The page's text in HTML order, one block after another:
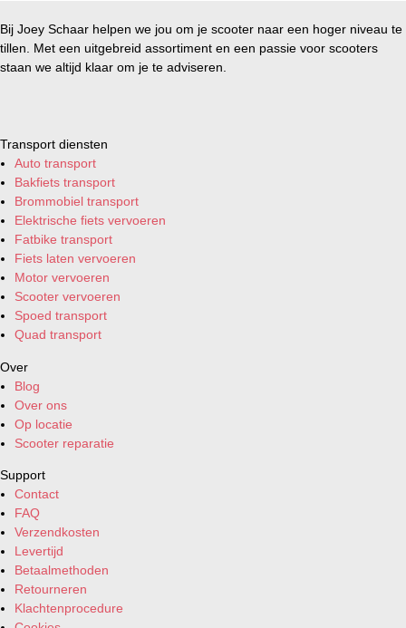
Bij Joey Schaar helpen we jou om je scooter naar een hoger niveau te
tillen. Met een uitgebreid assortiment en een passie voor scooters
staan we altijd klaar om je te adviseren.
Transport diensten
Auto transport
Bakfiets transport
Brommobiel transport
Elektrische fiets vervoeren
Fatbike transport
Fiets laten vervoeren
Motor vervoeren
Scooter vervoeren
Spoed transport
Quad transport
Over
Blog
Over ons
Op locatie
Scooter reparatie
Support
Contact
FAQ
Verzendkosten
Levertijd
Betaalmethoden
Retourneren
Klachtenprocedure